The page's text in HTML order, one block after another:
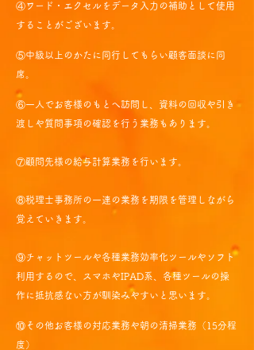
④ワード・エクセルをデータ入力の補助として使用
することがございます。
⑤中級以上のかた に同行してもらい顧客面談に同
席。
⑥一人でお客様のもとへ訪問し、資料の回収や引き
渡しや質問事項の確認を行う業務もあります。
​⑦顧問先様の給与計算業務を行います。
⑧税理士事務所の一連の業務を期限を管理し
ながら
覚えていきます。
⑨チャットツールや各種業務効率化ツールやソフト
利用するので、スマホやIPAD系、各種ツールの操
作に抵抗感ない方が馴染みやすいと思います。
⑩そ の他お客様の対応業務や朝の清掃業務（15分程
度）